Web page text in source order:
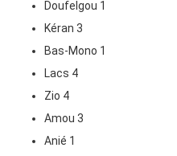
Doufelgou 1
Kéran 3
Bas-Mono 1
Lacs 4
Zio 4
Amou 3
Anié 1